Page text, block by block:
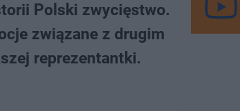
Polski zwycięstwo.
związane z drugim
reprezentantki.